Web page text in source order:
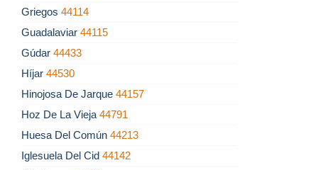
Griegos 44114
Guadalaviar 44115
Gúdar 44433
Híjar 44530
Hinojosa De Jarque 44157
Hoz De La Vieja 44791
Huesa Del Común 44213
Iglesuela Del Cid 44142